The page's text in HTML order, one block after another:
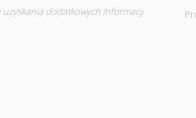
dodatkowych informacji